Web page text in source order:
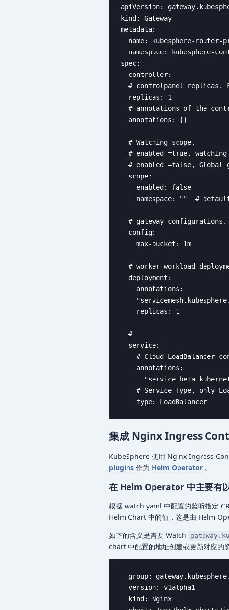
apiVersion:
kind: Gateway
metadata:
name: kubesphere-router-
namespace: kubesphere-
spec:
  controller:
# controlpanel replicas.
  replicas: 1
# annotations of the
  annotations: {}
  # Watching scope,
# enabled =true,
# enabled =false, Global
  scope:
    enabled: false
namespace: ""  #
# gateway
  config:
    max-bucket: 1m
# worker workload
  deployment:
    annotations:
    replicas: 1
  #
  service:
# Cloud LoadBalancer
    annotations:
# Service Type, only
    type: LoadBalancer
集成 Nginx Ingress
KubeSphere 使用 Nginx Ingress
plugins 作为 Helm Operator 。
在 Helm Operator 中主要有
根据 watch.yaml 中配置的监听指定
Helm Chart 中的值，这是由 Helm
如下的含义是需要 Watch
chart 中配置的地址创建或更新对应的资
- group:
  version: v1alpha1
  kind: Nginx